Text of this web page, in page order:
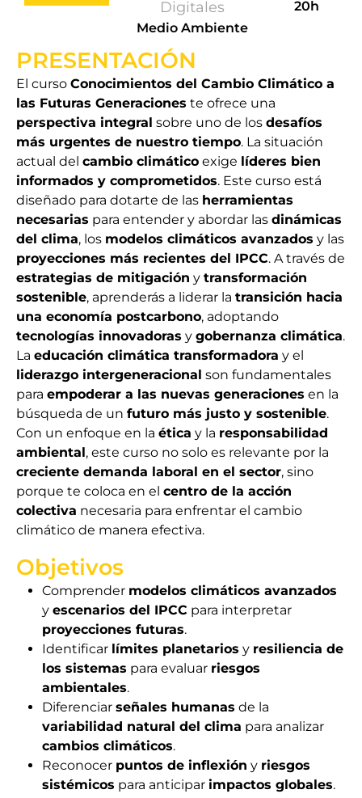
Digitales
Medio Ambiente
20h
PRESENTACIÓN
El curso Conocimientos del Cambio Climático a
las Futuras Generaciones te ofrece una
perspectiva integral sobre uno de los desafíos
más urgentes de nuestro tiempo. La situación
actual del cambio climático exige líderes bien
informados y comprometidos. Este curso está
diseñado para dotarte de las herramientas
necesarias para entender y abordar las dinámicas
del clima, los modelos climáticos avanzados y las
proyecciones más recientes del IPCC. A través de
estrategias de mitigación y transformación
sostenible, aprenderás a liderar la transición hacia
una economía postcarbono, adoptando
tecnologías innovadoras y gobernanza climática.
La educación climática transformadora y el
liderazgo intergeneracional son fundamentales
para empoderar a las nuevas generaciones en la
búsqueda de un futuro más justo y sostenible.
Con un enfoque en la ética y la responsabilidad
ambiental, este curso no solo es relevante por la
creciente demanda laboral en el sector, sino
porque te coloca en el centro de la acción
colectiva necesaria para enfrentar el cambio
climático de manera efectiva.
Objetivos
Comprender modelos climáticos avanzados
y escenarios del IPCC para interpretar
proyecciones futuras.
Identificar límites planetarios y resiliencia de
los sistemas para evaluar riesgos
ambientales.
Diferenciar señales humanas de la
variabilidad natural del clima para analizar
cambios climáticos.
Reconocer puntos de inflexión y riesgos
sistémicos para anticipar impactos globales.